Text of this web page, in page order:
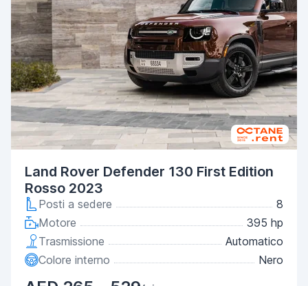
Land Rover Defender 130 First Edition
Rosso 2023
Posti a sedere
8
Motore
395 hp
Trasmissione
Automatico
Colore interno
Nero